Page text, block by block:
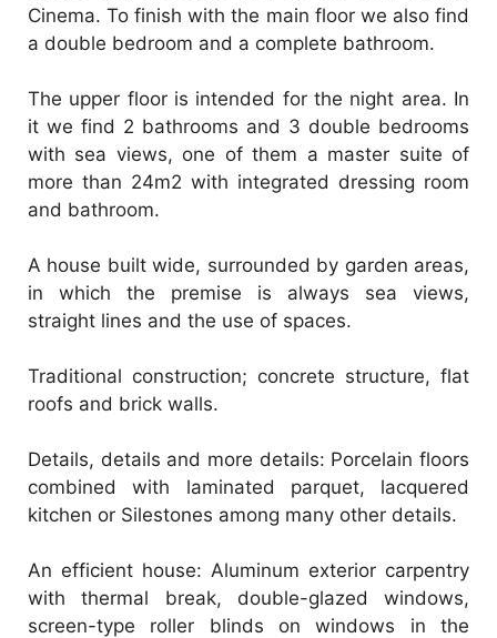
Cinema. To finish with the main floor we also find
a double bedroom and a complete bathroom.
The upper floor is intended for the night area. In
it we find 2 bathrooms and 3 double bedrooms
with sea views, one of them a master suite of
more than 24m2 with integrated dressing room
and bathroom.
A house built wide, surrounded by garden areas,
in which the premise is always sea views,
straight lines and the use of spaces.
Traditional construction; concrete structure, flat
roofs and brick walls.
Details, details and more details: Porcelain floors
combined with laminated parquet, lacquered
kitchen or Silestones among many other details.
An efficient house: Aluminum exterior carpentry
with thermal break, double-glazed windows,
screen-type roller blinds on windows in the